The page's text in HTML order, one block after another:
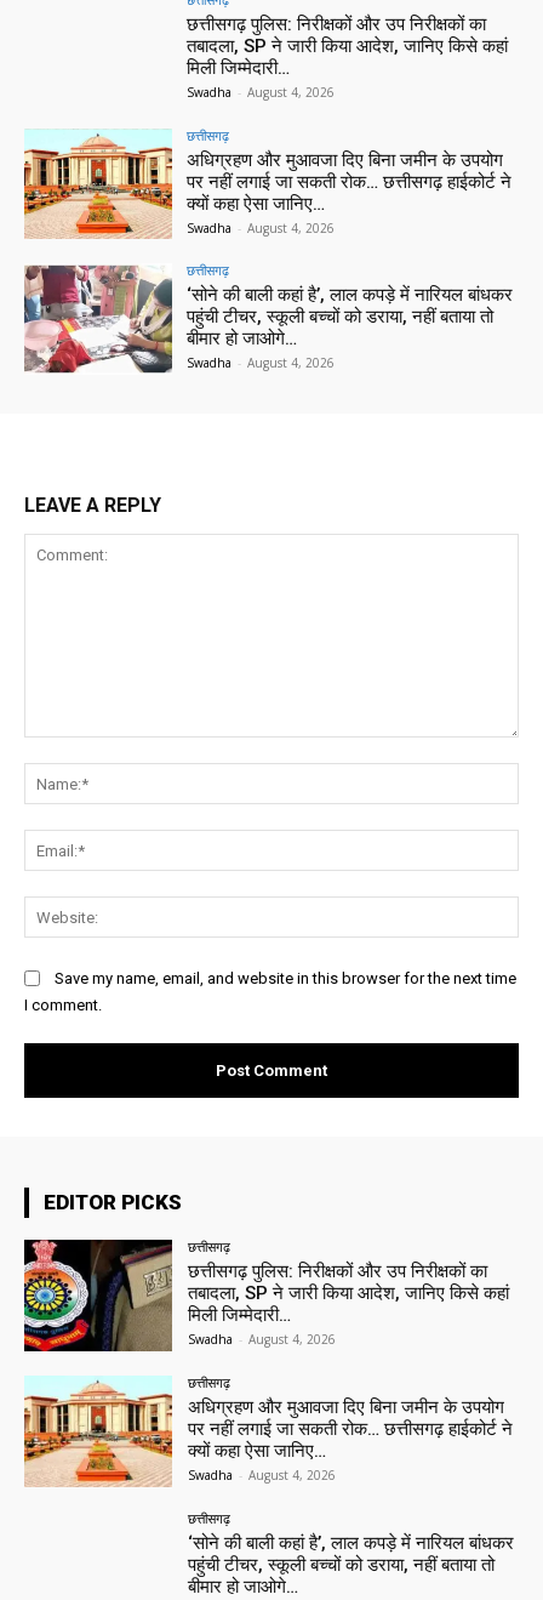
छत्तीसगढ़ पुलिस: निरीक्षकों और उप निरीक्षकों का
तबादला, SP ने जारी किया आदेश, जानिए किसे कहां
मिली जिम्मेदारी…
Swadha - August 4, 2026
छत्तीसगढ़
अधिग्रहण और मुआवजा दिए बिना जमीन के उपयोग
पर नहीं लगाई जा सकती रोक… छत्तीसगढ़ हाईकोर्ट ने
क्यों कहा ऐसा जानिए…
Swadha - August 4, 2026
छत्तीसगढ़
‘सोने की बाली कहां है’, लाल कपड़े में नारियल बांधकर
पहुंची टीचर, स्कूली बच्चों को डराया, नहीं बताया तो
बीमार हो जाओगे…
Swadha - August 4, 2026
LEAVE A REPLY
Save my name, email, and website in this browser for the next time
I comment.
EDITOR PICKS
छत्तीसगढ़
छत्तीसगढ़ पुलिस: निरीक्षकों और उप निरीक्षकों का
तबादला, SP ने जारी किया आदेश, जानिए किसे कहां
मिली जिम्मेदारी…
Swadha - August 4, 2026
छत्तीसगढ़
अधिग्रहण और मुआवजा दिए बिना जमीन के उपयोग
पर नहीं लगाई जा सकती रोक… छत्तीसगढ़ हाईकोर्ट ने
क्यों कहा ऐसा जानिए…
Swadha - August 4, 2026
छत्तीसगढ़
‘सोने की बाली कहां है’, लाल कपड़े में नारियल बांधकर
पहुंची टीचर, स्कूली बच्चों को डराया, नहीं बताया तो
बीमार हो जाओगे…